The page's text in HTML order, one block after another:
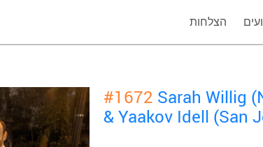
הצלחות
#1672 Sarah Willig
& Yaakov Idell (San